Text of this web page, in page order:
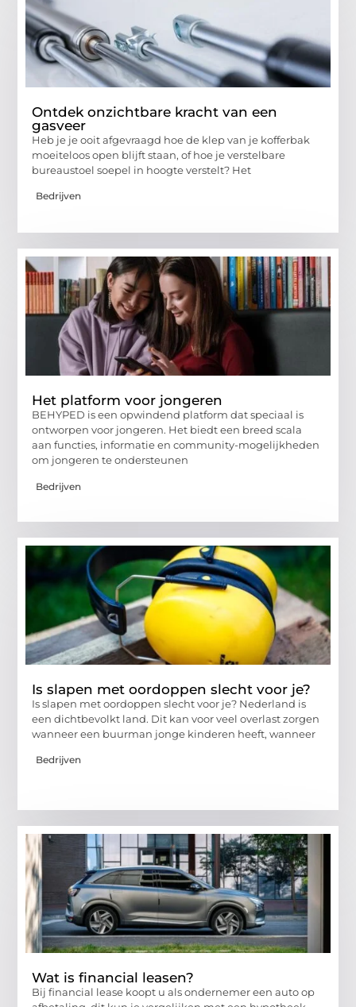
Ontdek onzichtbare kracht van een
gasveer
Heb je je ooit afgevraagd hoe de klep van je kofferbak
moeiteloos open blijft staan, of hoe je verstelbare
bureaustoel soepel in hoogte verstelt? Het
Bedrijven
Het platform voor jongeren
BEHYPED is een opwindend platform dat speciaal is
ontworpen voor jongeren. Het biedt een breed scala
aan functies, informatie en community-mogelijkheden
om jongeren te ondersteunen
Bedrijven
Is slapen met oordoppen slecht voor je?
Is slapen met oordoppen slecht voor je? Nederland is
een dichtbevolkt land. Dit kan voor veel overlast zorgen
wanneer een buurman jonge kinderen heeft, wanneer
Bedrijven
Wat is financial leasen?
Bij financial lease koopt u als ondernemer een auto op